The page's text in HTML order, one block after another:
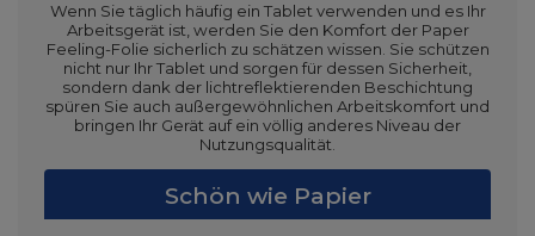
Wenn Sie täglich häufig ein Tablet verwenden und es Ihr
Arbeitsgerät ist, werden Sie den Komfort der Paper
Feeling-Folie sicherlich zu schätzen wissen. Sie schützen
nicht nur Ihr Tablet und sorgen für dessen Sicherheit,
sondern dank der lichtreflektierenden Beschichtung
spüren Sie auch außergewöhnlichen Arbeitskomfort und
bringen Ihr Gerät auf ein völlig anderes Niveau der
Nutzungsqualität.
Schön wie Papier